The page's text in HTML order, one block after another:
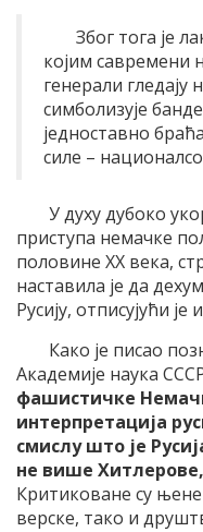
Због тога је
којим савремени
генерали гледају
симболизује
једноставно
силе –
У духу дубоко
приступа немачке
половине XX века,
наставила је да
Русију, отписујући је
Како је писао
Академије наука
фашистичке
интерпретација
смислу што је
не више
Критиковане су њене
верске, тако и